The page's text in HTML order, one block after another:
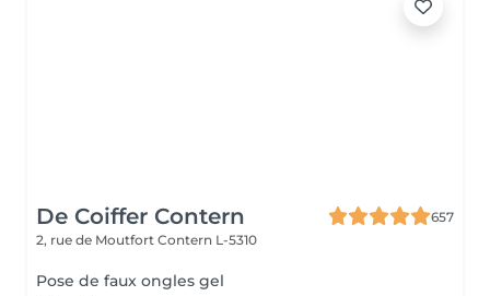
De Coiffer Contern
657
2, rue de Moutfort Contern L-5310
Pose de faux ongles gel